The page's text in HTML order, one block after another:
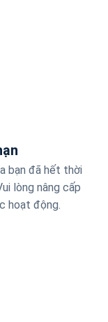
bạn đã hết thời
lòng nâng cấp
hoạt động.